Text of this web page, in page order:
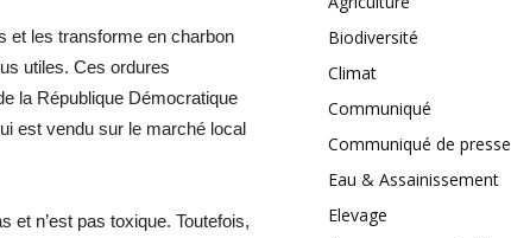
et les transforme en charbon
utiles. Ces ordures
la République Démocratique
est vendu sur le marché local
et n’est pas toxique. Toutefois,
Biodiversité
Climat
Communiqué
Communiqué de presse
Eau & Assainissement
Elevage